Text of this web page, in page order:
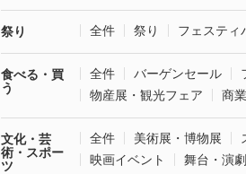
祭り 全件 祭り フェスティ
食べる・買
う
全件 バーゲンセール
物産展・観光フェア
商
文化・芸
術・スポー
ツ
全件 美術展・博物展
映画イベント
舞台・演劇